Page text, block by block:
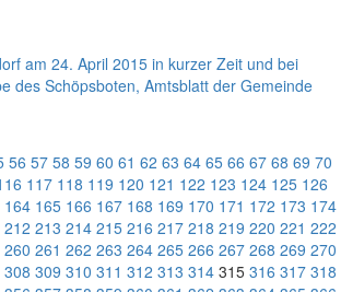
am 24. April 2015 in kurzer Zeit und bei
des Schöpsboten, Amtsblatt der Gemeinde
56 57 58 59 60 61 62 63 64 65 66 67 68 69 70
117 118 119 120 121 122 123 124 125 126
164 165 166 167 168 169 170 171 172 173 174
212 213 214 215 216 217 218 219 220 221 222
260 261 262 263 264 265 266 267 268 269 270
308 309 310 311 312 313 314 315 316 317 318